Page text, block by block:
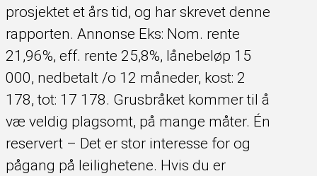
prosjektet et års tid, og har skrevet denne
rapporten. Annonse Eks: Nom. rente
21,96%, eff. rente 25,8%, lånebeløp 15
000, nedbetalt /o 12 måneder, kost: 2
178, tot: 17 178. Grusbråket kommer til å
væ veldig plagsomt, på mange måter. Én
reservert – Det er stor interesse for og
pågang på leilighetene. Hvis du er